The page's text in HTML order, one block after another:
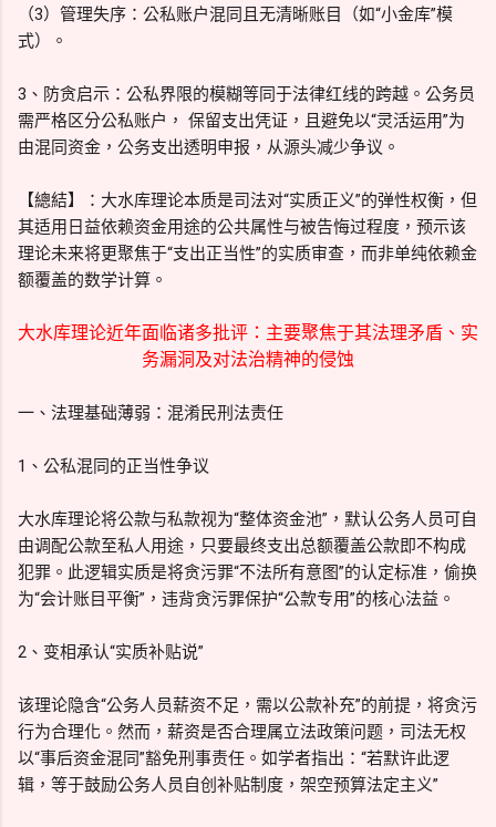
（3）管理失序：公私账户混同且无清晰账目（如“小金库”模
式）。
3、防贪启示：公私界限的模糊等同于法律红线的跨越。公务员
需严格区分公私账户， 保留支出凭证，且避免以“灵活运用”为
由混同资金，公务支出透明申报，从源头减少争议。
【總結】：大水库理论本质是司法对“实质正义”的弹性权衡，但
其适用日益依赖资金用途的公共属性与被告悔过程度，预示该
理论未来将更聚焦于“支出正当性”的实质审查，而非单纯依赖金
额覆盖的数学计算。
大水库理论近年面临诸多批评：主要聚焦于其法理矛盾、实
务漏洞及对法治精神的侵蚀
一、法理基础薄弱：混淆民刑法责任
1、公私混同的正当性争议
大水库理论将公款与私款视为“整体资金池”，默认公务人员可自
由调配公款至私人用途，只要最终支出总额覆盖公款即不构成
犯罪。此逻辑实质是将贪污罪“不法所有意图”的认定标准，偷换
为“会计账目平衡”，违背贪污罪保护“公款专用”的核心法益。
2、变相承认“实质补贴说”
该理论隐含“公务人员薪资不足，需以公款补充”的前提，将贪污
行为合理化。然而，薪资是否合理属立法政策问题，司法无权
以“事后资金混同”豁免刑事责任。如学者指出：“若默许此逻
辑，等于鼓励公务人员自创补贴制度，架空预算法定主义”